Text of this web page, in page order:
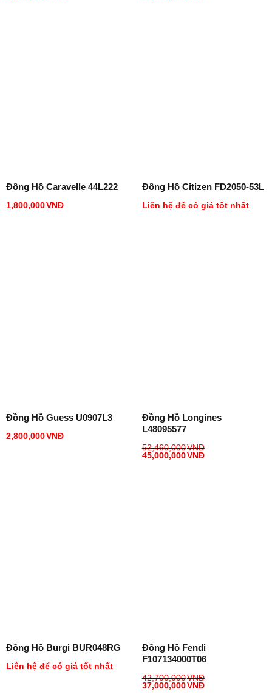
Đồng Hồ Caravelle 44L222
1,800,000VNĐ
Đồng Hồ Citizen FD2050-53L
Liên hệ để có giá tốt nhất
Đồng Hồ Guess U0907L3
2,800,000VNĐ
Đồng Hồ Longines
L48095577
52,460,000VNĐ
45,000,000VNĐ
Đồng Hồ Burgi BUR048RG
Liên hệ để có giá tốt nhất
Đồng Hồ Fendi
F107134000T06
42,700,000VNĐ
37,000,000VNĐ